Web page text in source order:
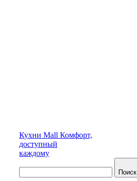
Кухни Mall Комфорт,
доступный
каждому
Поиск